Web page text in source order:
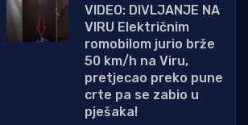
VIDEO: DIVLJANJE NA
VIRU Električnim
romobilom jurio brže
50 km/h na Viru,
pretjecao preko pune
crte pa se zabio u
pješaka!